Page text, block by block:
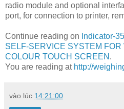
radio module and optional
port, for connection to printer,
Continue reading on Indicator-
SELF-SERVICE SYSTEM FOR
COLOUR TOUCH SCREEN .
You are reading at http://
vào lúc 14:21:00